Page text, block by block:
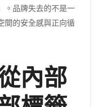
。品牌失去的不是一
間的安全感與正向循
內部